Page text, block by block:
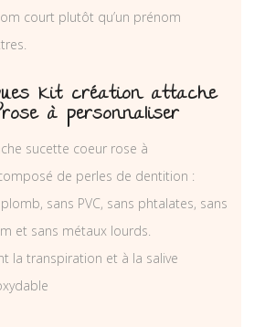
court plutôt qu’un prénom
Kit création attache
à personnaliser
sucette coeur rose à
de perles de dentition :
plomb, sans PVC, sans phtalates, sans
et sans métaux lourds.
la transpiration et à la salive